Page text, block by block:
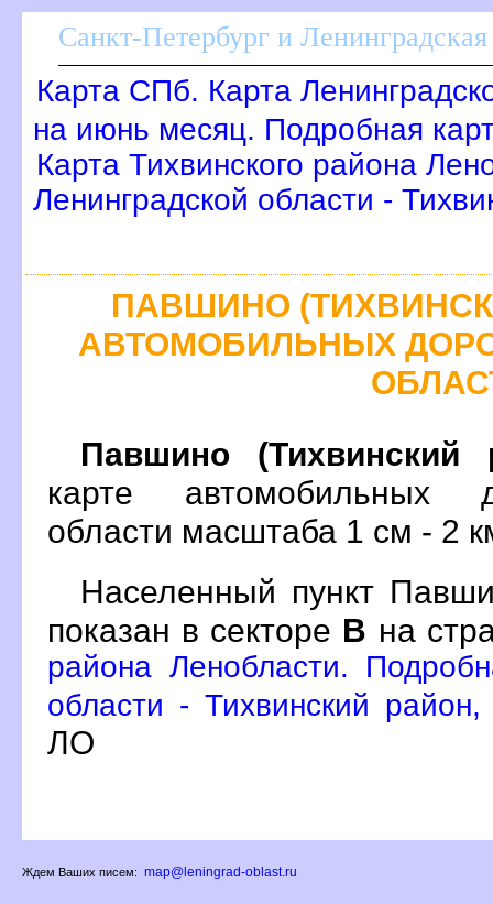
Санкт-Петербург и Ленинградская
Карта СПб. Карта
на июнь месяц. Подробная
Карта Тихвинского района
Ленинградской области -
ПАВШИНО
АВТОМОБИЛЬНЫХ
Павшино (Тихвинский
карте автомобильных
области масштаба 1 см - 2
Населенный пункт
показан в секторе
на
района Ленобласти.
области - Тихвинский
ЛО
Ждем Ваших писем: map@leningrad-oblast.ru